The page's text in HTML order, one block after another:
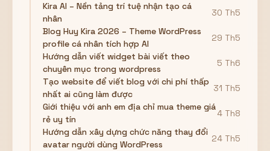
Kira AI – Nền tảng trí tuệ nhận tạo cá
nhân
30 Th5
Blog Huy Kira 2026 – Theme WordPress
profile cá nhân tích hợp AI
29 Th5
Hướng dẫn viết widget bài viết theo
chuyên mục trong wordpress
5 Th6
Tạo website để viết blog với chi phí thấp
nhất ai cũng làm được
31 Th5
Giới thiệu với anh em địa chỉ mua theme giá
rẻ uy tín
4 Th8
Hướng dẫn xây dựng chức năng thay đổi
avatar người dùng WordPress
24 Th5